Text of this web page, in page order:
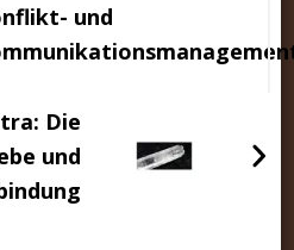
und
Die
und